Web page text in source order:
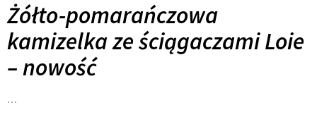
Żółto-pomarańczowa
kamizelka ze ściągaczami Loie
– nowość
…